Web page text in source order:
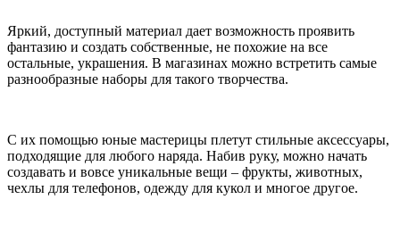
Яркий, доступный материал дает возможность проявить
фантазию и создать собственные, не похожие на все
остальные, украшения. В магазинах можно встретить самые
разнообразные наборы для такого творчества.
С их помощью юные мастерицы плетут стильные аксессуары,
подходящие для любого наряда. Набив руку, можно начать
создавать и вовсе уникальные вещи – фрукты, животных,
чехлы для телефонов, одежду для кукол и многое другое.